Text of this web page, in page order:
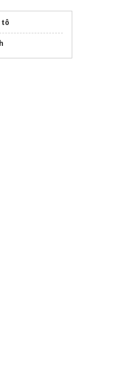
tô